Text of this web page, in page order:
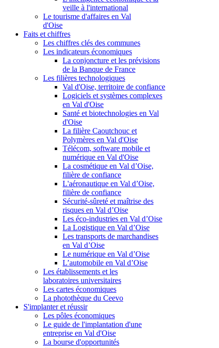
veille à l'international
Le tourisme d'affaires en Val
d'Oise
Faits et chiffres
Les chiffres clés des communes
Les indicateurs économiques
La conjoncture et les prévisions
de la Banque de France
Les filières technologiques
Val d'Oise, territoire de confiance
Logiciels et systèmes complexes
en Val d'Oise
Santé et biotechnologies en Val
d'Oise
La filière Caoutchouc et
Polymères en Val d'Oise
Télécom, software mobile et
numérique en Val d'Oise
La cosmétique en Val d’Oise,
filière de confiance
L'aéronautique en Val d’Oise,
filière de confiance
Sécurité-sûreté et maîtrise des
risques en Val d’Oise
Les éco-industries en Val d’Oise
La Logistique en Val d’Oise
Les transports de marchandises
en Val d’Oise
Le numérique en Val d’Oise
L’automobile en Val d’Oise
Les établissements et les
laboratoires universitaires
Les cartes économiques
La photothèque du Ceevo
S'implanter et réussir
Les pôles économiques
Le guide de l'implantation d'une
entreprise en Val d'Oise
La bourse d'opportunités